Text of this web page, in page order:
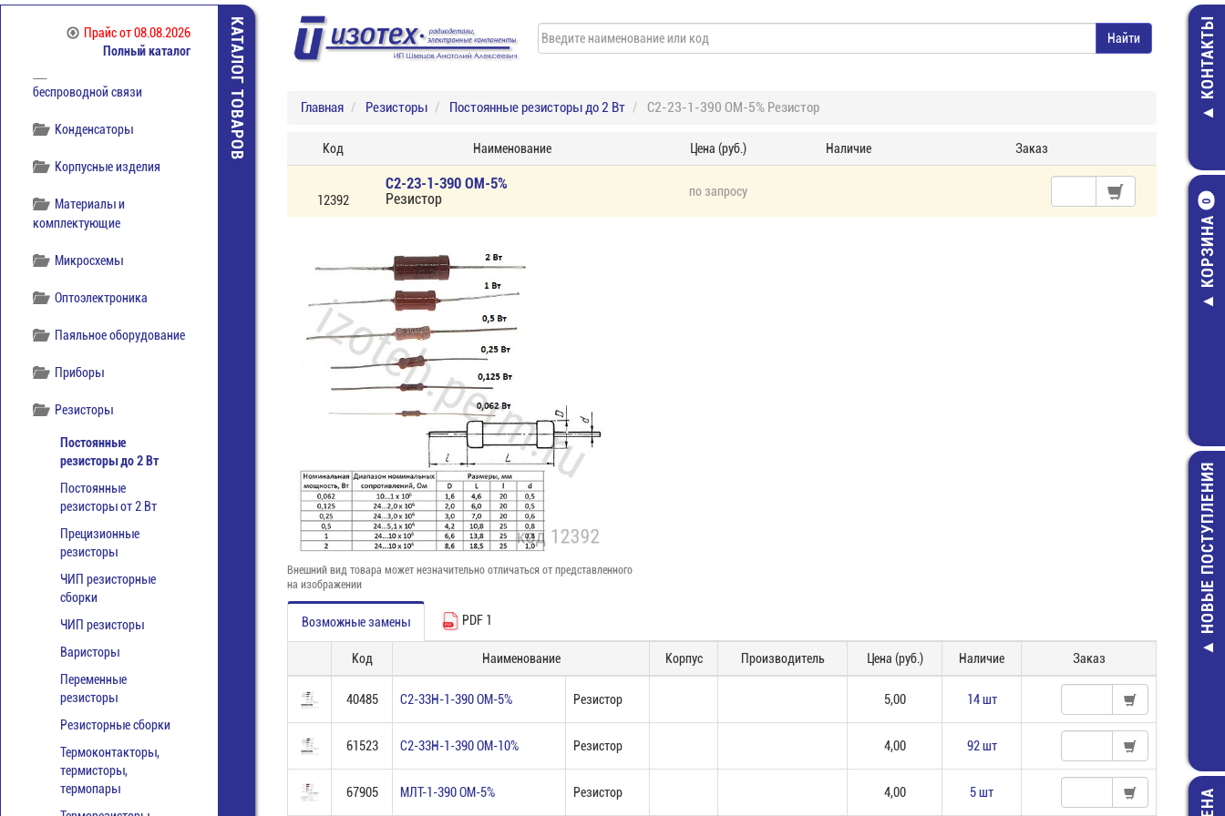
Прайсот 08.08.2026
Полный каталог
отечественная
беспроводной связи
Конденсаторы
Корпусные изделия
Материалы и
комплектующие
Микросхемы
Оптоэлектроника
Паяльное оборудование
Приборы
Резисторы
Постоянные
резисторы до 2 Вт
Постоянные
резисторы от 2 Вт
Прецизионные
резисторы
ЧИП резисторные
сборки
ЧИП резисторы
Варисторы
Переменные
резисторы
Резисторные сборки
Термоконтакторы,
термисторы,
термопары
КАТАЛОГ ТОВАРОВ КОНТАКТЫ
КОРЗИНА
0
FRC-10
Шлейф
проводников,
НОВЫЕ ПОСТУПЛЕНИЯ
Главная Резисторы Постоянные резисторы до 2 Вт С2-23-1-390 ОМ-5% Резистор
Код Наименование Цена (руб.) Наличие Заказ
12392
С2-23-1-390 ОМ-5%
Резистор
по запросу
Внешний вид товара может незначительно отличаться от представленного
на изображении
Возможные замены PDF 1
Код Наименование Корпус Производитель Цена (руб.) Наличие Заказ
40485 С2-33Н-1-390 ОМ-5% Резистор 5,00 14 шт
61523 С2-33Н-1-390 ОМ-10% Резистор 4,00 92 шт
67905 МЛТ-1-390 ОМ-5% Резистор 4,00 5 шт